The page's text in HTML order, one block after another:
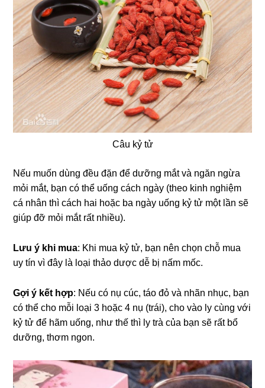
Câu kỷ tử
Nếu muốn dùng đều đặn để dưỡng mắt và ngăn ngừa
mỏi mắt, bạn có thể uống cách ngày (theo kinh nghiệm
cá nhân thì cách hai hoặc ba ngày uống kỷ tử một lần sẽ
giúp đỡ mỏi mắt rất nhiều).
Lưu ý khi mua: Khi mua kỷ tử, bạn nên chọn chỗ mua
uy tín vì đây là loại thảo dược dễ bị nấm mốc.
Gợi ý kết hợp: Nếu có nụ cúc, táo đỏ và nhãn nhục, bạn
có thể cho mỗi loại 3 hoặc 4 nụ (trái), cho vào ly cùng với
kỷ tử để hãm uống, như thế thì ly trà của bạn sẽ rất bổ
dưỡng, thơm ngon.